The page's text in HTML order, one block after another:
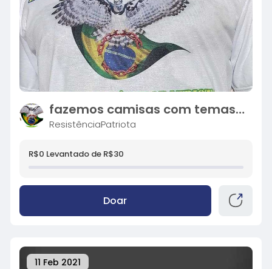
fazemos camisas com temas de direita
ResistênciaPatriota
R$0 Levantado de R$30
Doar
11 Feb 2021